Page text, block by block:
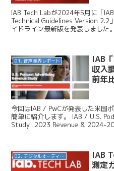
IAB Tech Labが2024年5月に「
Technical Guidelines Version 2.2
イドライン最新版を発表しました
01. 音声業界レポート
IAB
収入
前年
今回はIAB / PwCが発表した米国
簡単に紹介します。 IAB / U.S.
Study: 2023 Revenue & 2024-
02. デジタルオーディオ広告（音声広告）
IAB
測定